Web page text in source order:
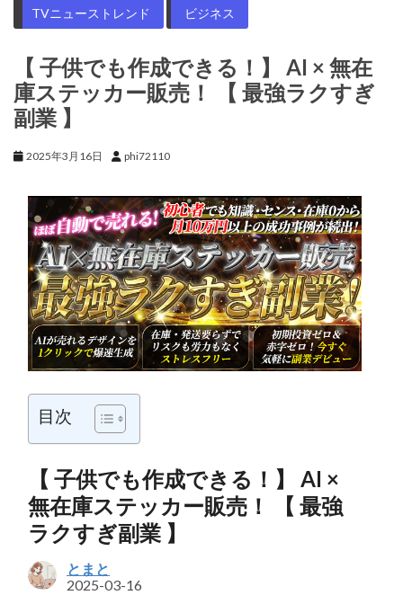
TVニューストレンド ビジネス
【 子供でも作成できる！】 AI × 無在
庫ステッカー販売！ 【 最強ラクすぎ
副業 】
2025年3月16日 phi72110
目次
【 子供でも作成できる！】 AI ×
無在庫ステッカー販売！ 【 最強
ラクすぎ副業 】
とまと
2025-03-16